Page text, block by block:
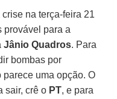
na terça-feira 21
provável para a
Jânio Quadros. Para
bombas por
uma opção. O
sair, crê o PT, e para